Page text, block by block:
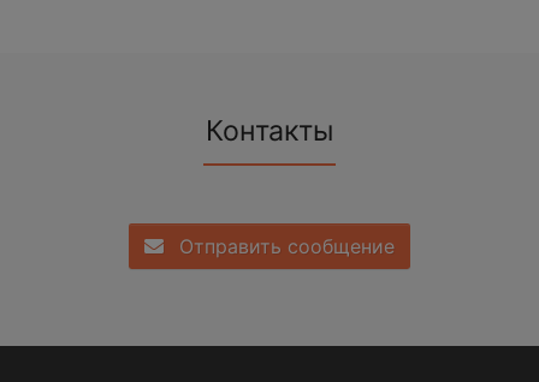
Контакты
Отправить сообщение